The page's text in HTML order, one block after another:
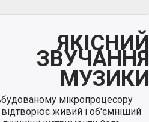
ЯКІСНИЙ
ЗВУЧАННЯ
МУЗИКИ
мікропроцесору
відтворює живий і об'ємніший